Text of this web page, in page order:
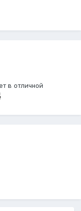
в отличной